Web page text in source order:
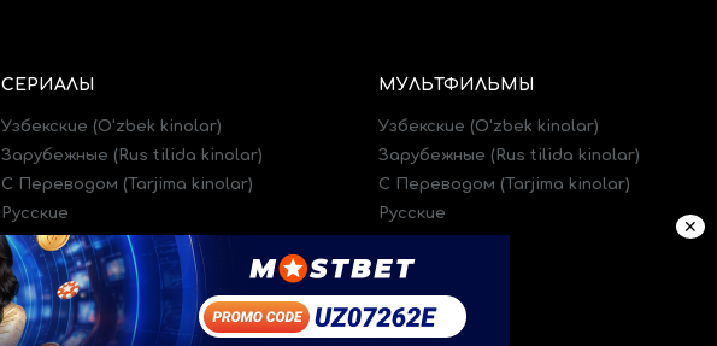
СЕРИАЛЫ
Узбекские (O'zbek kinolar)
Зарубежные (Rus tilida kinolar)
C Переводом (Tarjima kinolar)
Русские
Трейлеры (Treylerlar)
МУЛЬТФИЛЬМЫ
Узбекские (O'zbek kinolar)
Зарубежные (Rus tilida kinolar)
C Переводом (Tarjima kinolar)
Русские
✕